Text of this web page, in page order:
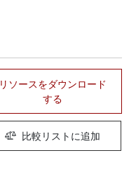
リソースをダウンロード
する
比較リストに追加